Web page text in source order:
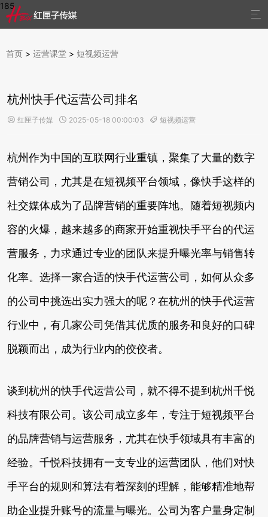
185

首页 > 运营课堂 > 短视频运营
杭州快手代运营公司排名
 红匣子传媒  2025-05-18 00:00:03  短视频运营
杭州作为中国的互联网行业重镇，聚集了大量的数字
营销公司，尤其是在短视频平台领域，像快手这样的
社交媒体成为了品牌营销的重要阵地。随着短视频内
容的火爆，越来越多的商家开始重视快手平台的代运
营服务，力求通过专业的团队来提升曝光率与销售转
化率。选择一家合适的快手代运营公司，如何从众多
的公司中挑选出实力强大的呢？在杭州的快手代运营
行业中，有几家公司凭借其优质的服务和良好的口碑
脱颖而出，成为行业内的佼佼者。
谈到杭州的快手代运营公司，就不得不提到杭州千悦
科技有限公司。该公司成立多年，专注于短视频平台
的品牌营销与运营服务，尤其在快手领域具有丰富的
经验。千悦科技拥有一支专业的运营团队，他们对快
手平台的规则和算法有着深刻的理解，能够精准地帮
助企业提升账号的流量与曝光。公司为客户量身定制